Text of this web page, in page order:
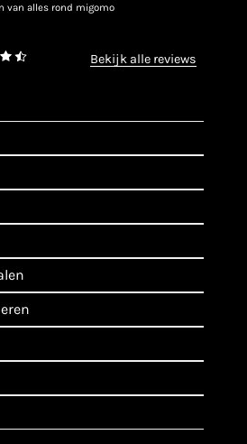
van alles rond migomo
bekijk alle reviews